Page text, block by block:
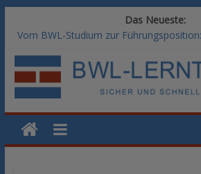
Das Neueste:
Vom BWL-Studium zur
Rechnungswesen im BWL-Studium:
Finanzbuchhaltung
KI-Kompetenz im BWL-Studium:
Datenanalyse verstehen
Methoden der Personalentwicklung:
klassische Präsenzschulung im Vergleich